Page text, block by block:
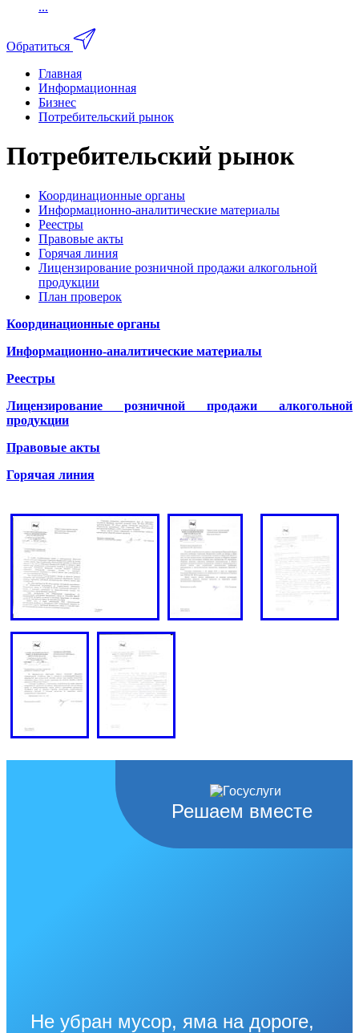
...
Обратиться
Главная
Информационная
Бизнес
Потребительский рынок
Потребительский рынок
Координационные органы
Информационно-аналитические материалы
Реестры
Правовые акты
Горячая линия
Лицензирование розничной продажи алкогольной
продукции
План проверок
Координационные органы
Информационно-аналитические материалы
Реестры
Лицензирование розничной продажи алкогольной
продукции
Правовые акты
Горячая линия
Решаем вместе
Не убран мусор, яма на дороге,